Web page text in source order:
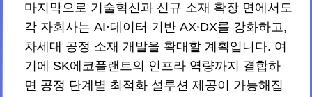
마지막으로 기술혁신과 신규 소재 확장 면에서도
각 자회사는 AI·데이터 기반 AX∙DX를 강화하고,
차세대 공정 소재 개발을 확대할 계획입니다. 여
기에 SK에코플랜트의 인프라 역량까지 결합하
면 공정 단계별 최적화 설루션 제공이 가능해집